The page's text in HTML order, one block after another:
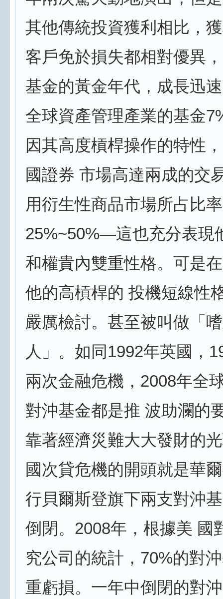
其他傳統投資獲利相比，
客戶免於損失都相對優異
基金的黃金年代，成長迅
全球資產管理產業的基金
因其高度槓桿操作的特性
國證券 市場高達兩成的交
用衍生性商品市場所占比
25%~50%—這也充分表現
和權貴內雙重性格。可是
他的高槓桿的 投機短線性
嚴厲檢討。甚至被叫做「
人」。如同1992年英國，
兩次金融危機，2008年全
對沖基金都是推 波助瀾的
靠著經濟災難大大發財的
國次貸危機的開頭就是華
行貝爾斯登旗下兩支對沖
倒閉。2008年，根據美 國
究公司的統計，70%的對
重虧損。一年中倒閉的對